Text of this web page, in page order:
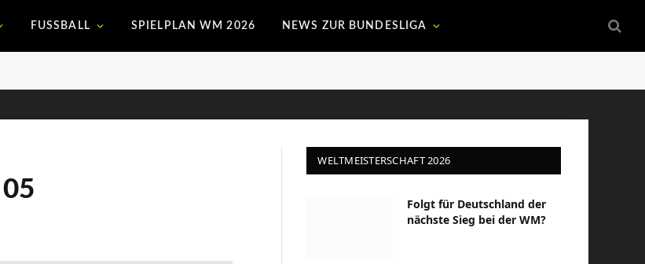
FUSSBALL SPIELPLAN WM 2026 NEWS ZUR BUNDESLIGA
WELTMEISTERSCHAFT 2026
Folgt für Deutschland der
nächste Sieg bei der WM?